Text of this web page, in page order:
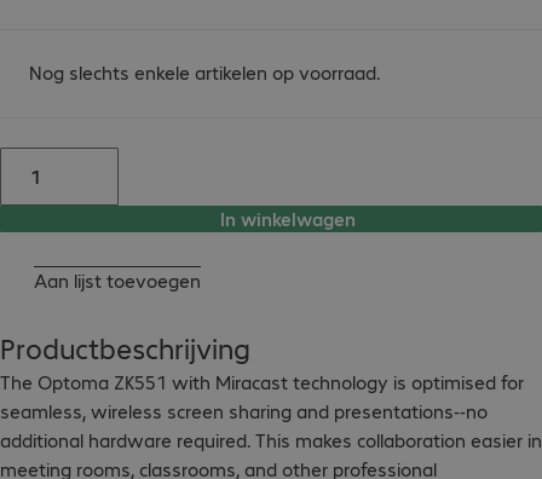
Nog slechts enkele artikelen op voorraad.
In winkelwagen
Aan lijst toevoegen
Productbeschrijving
The Optoma ZK551 with Miracast technology is optimised for
seamless, wireless screen sharing and presentations--no
additional hardware required. This makes collaboration easier in
meeting rooms, classrooms, and other professional